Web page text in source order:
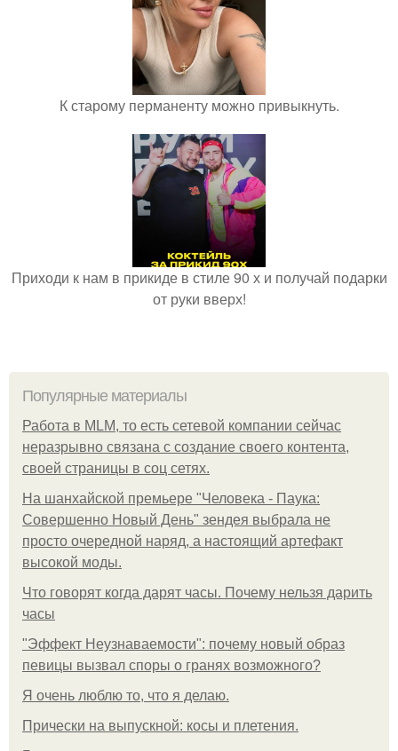
К старому перманенту можно привыкнуть.
Приходи к нам в прикиде в стиле 90 х и получай подарки
от руки вверх!
Популярные материалы
Работа в MLM, то есть сетевой компании сейчас
неразрывно связана с создание своего контента,
своей страницы в соц сетях.
На шанхайской премьере "Человека - Паука:
Совершенно Новый День" зендея выбрала не
просто очередной наряд, а настоящий артефакт
высокой моды.
Что говорят когда дарят часы. Почему нельзя дарить
часы
"Эффект Неузнаваемости": почему новый образ
певицы вызвал споры о гранях возможного?
Я очень люблю то, что я делаю.
Прически на выпускной: косы и плетения.